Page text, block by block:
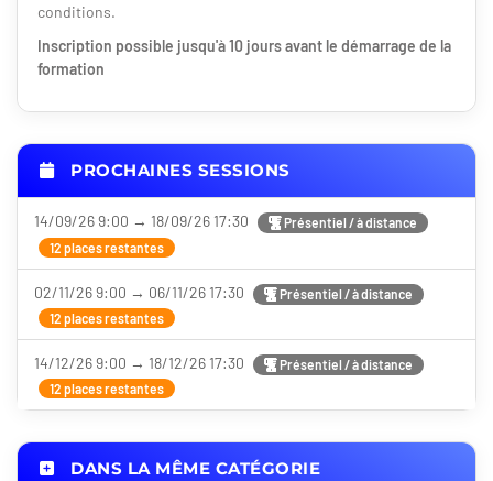
conditions.
Inscription possible jusqu'à 10 jours avant le démarrage de la
formation
PROCHAINES SESSIONS
14/09/26 9:00 → 18/09/26 17:30
Présentiel / à distance
12 places restantes
02/11/26 9:00 → 06/11/26 17:30
Présentiel / à distance
12 places restantes
14/12/26 9:00 → 18/12/26 17:30
Présentiel / à distance
12 places restantes
DANS LA MÊME CATÉGORIE